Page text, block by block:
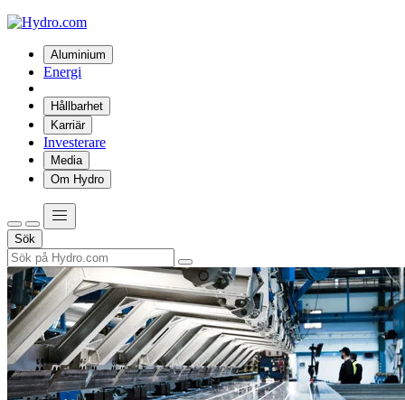
Aluminium
Energi
Hållbarhet
Karriär
Investerare
Media
Om Hydro
Sök